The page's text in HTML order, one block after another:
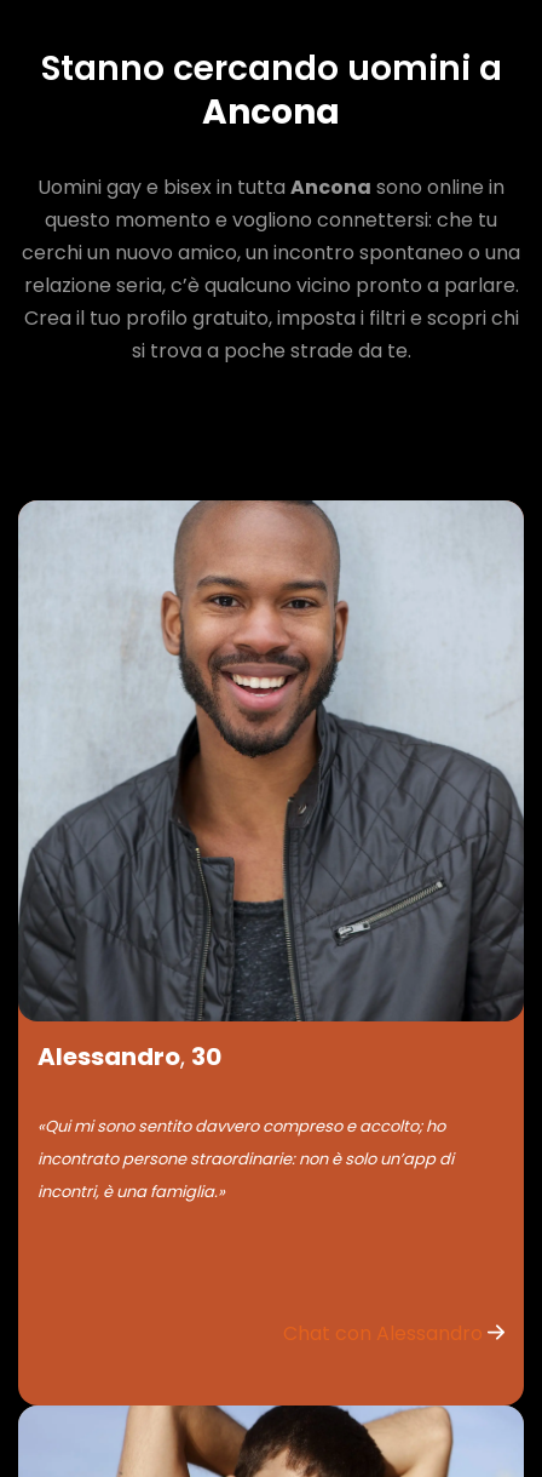
Stanno cercando uomini a
Ancona
Uomini gay e bisex in tutta Ancona sono online in
questo momento e vogliono connettersi: che tu
cerchi un nuovo amico, un incontro spontaneo o una
relazione seria, c’è qualcuno vicino pronto a parlare.
Crea il tuo profilo gratuito, imposta i filtri e scopri chi
si trova a poche strade da te.
Alessandro, 30
«Qui mi sono sentito davvero compreso e accolto; ho
incontrato persone straordinarie: non è solo un’app di
incontri, è una famiglia.»
Chat con Alessandro